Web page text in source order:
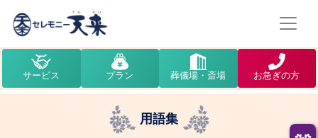
サービス プラン 葬儀場・斎場 お急ぎの方
用語集